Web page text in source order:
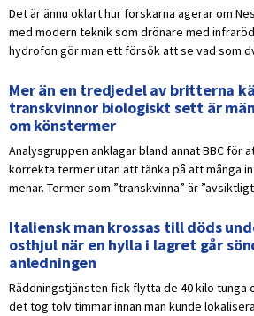
Det är ännu oklart hur forskarna agerar om
med modern teknik som drönare med
hydrofon gör man ett försök att se vad som
Mer än en tredjedel av britterna
transkvinnor biologiskt sett är
om könstermer
Analysgruppen anklagar bland annat BBC för
korrekta termer utan att tänka på att många
menar. Termer som ”transkvinna” är
Italiensk man krossas till döds
osthjul när en hylla i lagret går
anledningen
Räddningstjänsten fick flytta de 40 kilo tunga
det tog tolv timmar innan man kunde